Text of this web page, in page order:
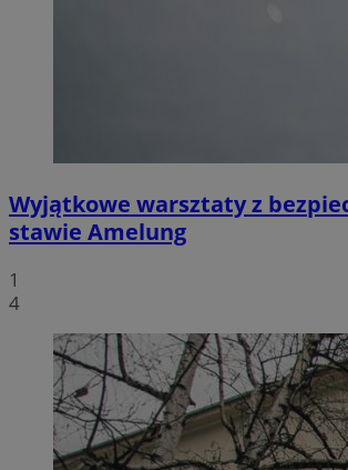
Wyjątkowe warsztaty z
stawie Amelung
1
4